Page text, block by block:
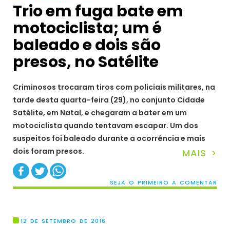
Trio em fuga bate em
motociclista; um é
baleado e dois são
presos, no Satélite
Criminosos trocaram tiros com policiais militares, na
tarde desta quarta-feira (29), no conjunto Cidade
Satélite, em Natal, e chegaram a bater em um
motociclista quando tentavam escapar. Um dos
suspeitos foi baleado durante a ocorrência e mais
dois foram presos.
MAIS >
SEJA O PRIMEIRO A COMENTAR
12 DE SETEMBRO DE 2016